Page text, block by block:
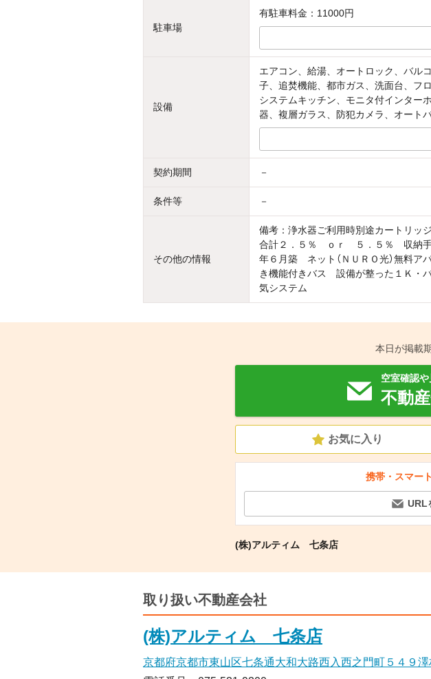
駐車場
有駐車料金：11000円
設備
エアコン、給湯、オートロック、バル
子、追焚機能、都市ガス、洗面台、フ
システムキッチン、モニタ付インター
器、複層ガラス、防犯カメラ、オート
契約期間 －
条件等 －
その他の情報
備考：浄水器ご利用時別途カートリッ
合計２．５％ ｏｒ ５．５％ 収納手
年６月築 ネット（ＮＵＲＯ光）無料
き機能付きバス 設備が整った１Ｋ・
気システム
本日が掲載
空室確認
不動
お気に入り
携帯・スマー
URL
(株)アルティム 七条店
取り扱い不動産会社
(株)アルティム 七条店
京都府京都市東山区七条通大和大路西入西之門町５４９澤